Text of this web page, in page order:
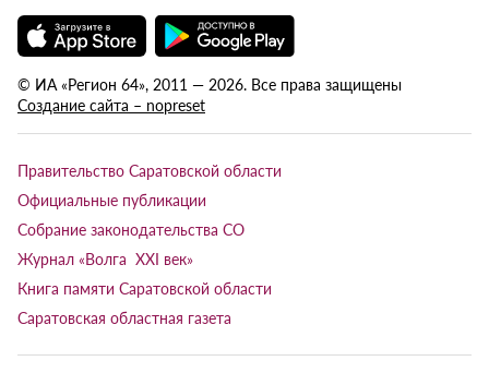
© ИА «Регион 64», 2011 — 2026. Все права защищены
Создание сайта – nopreset
Правительство Саратовской области
Официальные публикации
Собрание законодательства СО
Журнал «Волга XXI век»
Книга памяти Саратовской области
Саратовская областная газета